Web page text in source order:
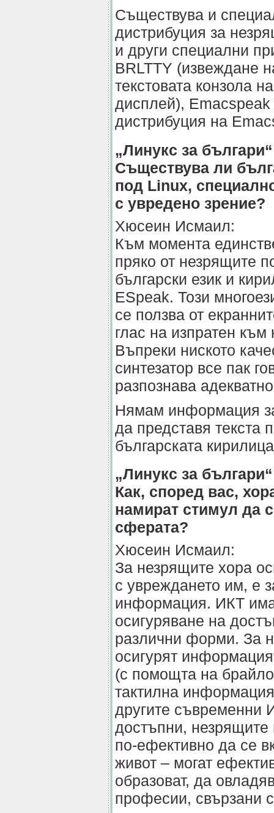
Съществува и
дистрибуция за
и други специални
BRLTTY (извеждане
текстовата конзола
дисплей),
дистрибуция на
„Линукс за
Съществува ли
под Linux,
с увредено зрение?
Хюсеин Исмаил:
Към момента
пряко от незрящите
български език и
ESpeak. Този
се ползва от
глас на изпратен към
Въпреки ниското
синтезатор все пак
разпознава
Нямам информация
да представя текста
българската
„Линукс за
Как, според вас,
намират стимул да
сферата?
Хюсеин Исмаил:
За незрящите хора
с увреждането им, е
информация. ИКТ
осигуряване на
различни форми. За
осигурят
(с помощта на
тактилна
другите съвременни
достъпни, незрящите
по-ефективно да се
живот – могат
образоват, да
професии, свързани